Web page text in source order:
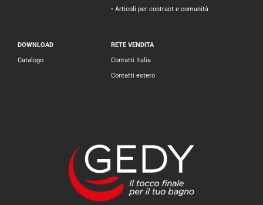
• Articoli per contract e comunità
DOWNLOAD
Catalogo
RETE VENDITA
Contatti Italia
Contatti estero